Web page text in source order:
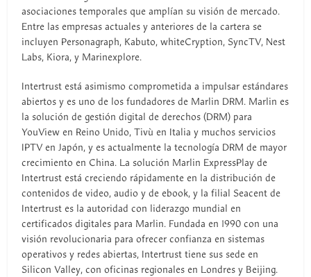
asociaciones temporales que amplían su visión de mercado.
Entre las empresas actuales y anteriores de la cartera se
incluyen Personagraph, Kabuto, whiteCryption, SyncTV, Nest
Labs, Kiora, y Marinexplore.
Intertrust está asimismo comprometida a impulsar estándares
abiertos y es uno de los fundadores de Marlin DRM. Marlin es
la solución de gestión digital de derechos (DRM) para
YouView en Reino Unido, Tivù en Italia y muchos servicios
IPTV en Japón, y es actualmente la tecnología DRM de mayor
crecimiento en China. La solución Marlin ExpressPlay de
Intertrust está creciendo rápidamente en la distribución de
contenidos de video, audio y de ebook, y la filial Seacent de
Intertrust es la autoridad con liderazgo mundial en
certificados digitales para Marlin. Fundada en 1990 con una
visión revolucionaria para ofrecer confianza en sistemas
operativos y redes abiertas, Intertrust tiene sus sede en
Silicon Valley, con oficinas regionales en Londres y Beijing.